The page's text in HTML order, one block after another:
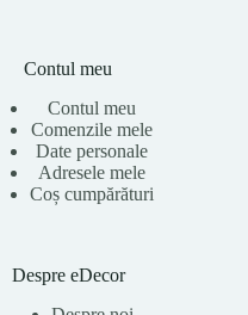
Contul meu
Contul meu
Comenzile mele
Date personale
Adresele mele
Coș cumpărături
Despre eDecor